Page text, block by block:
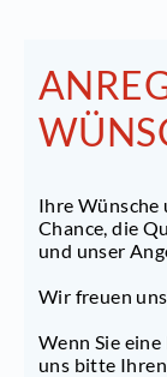
Ihre Wünsche
Chance, die
und unser
Wir freuen
Wenn Sie
uns bitte